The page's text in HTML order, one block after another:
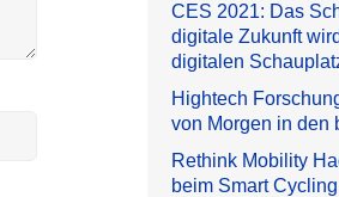
CES 2021: Das
digitale Zukunft
digitalen
Hightech
von Morgen in den
Rethink Mobility
beim Smart